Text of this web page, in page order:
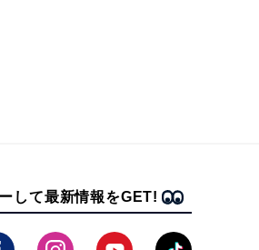
して最新情報をGET!